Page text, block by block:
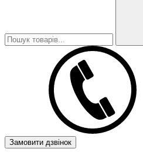
Замовити дзвінок